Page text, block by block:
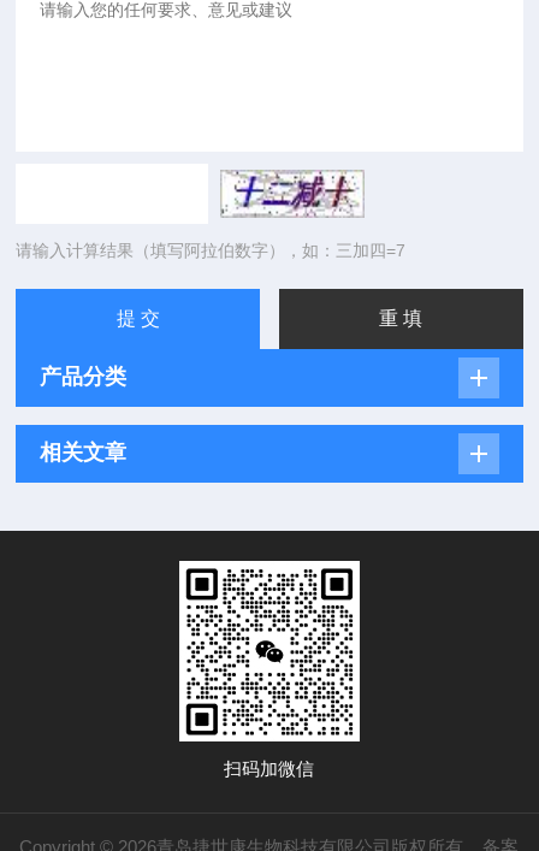
请输入计算结果（填写阿拉伯数字），如：三加四=7
产品分类
相关文章
扫码加微信
Copyright © 2026青岛捷世康生物科技有限公司版权所有 备案